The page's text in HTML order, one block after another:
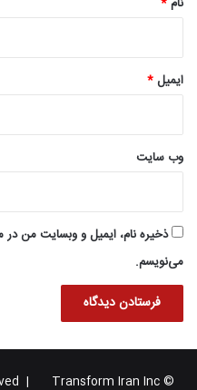
نام*
ایمیل *
وب‌ سایت
ذخیره نام، ایمیل و وبسایت من در
می‌نویسم.
© Copyright 2026, All Rights Reserved |
Transform Iran Inc